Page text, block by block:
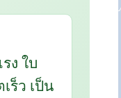
ง ใบ
ร็ว เป็น